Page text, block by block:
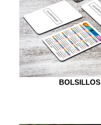
BOLSILLOS